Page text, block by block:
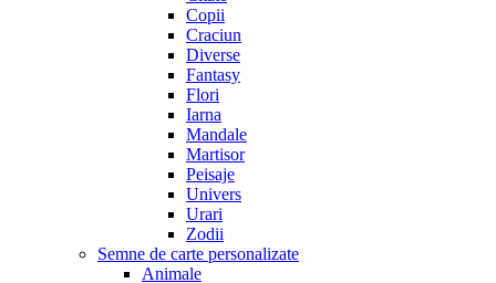
Copii
Craciun
Diverse
Fantasy
Flori
Iarna
Mandale
Martisor
Peisaje
Univers
Urari
Zodii
Semne de carte personalizate
Animale